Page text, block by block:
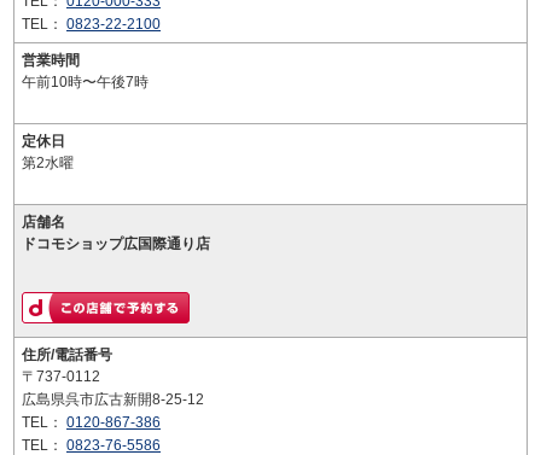
TEL： 0823-22-2100
営業時間
午前10時〜午後7時
定休日
第2水曜
店舗名
ドコモショップ広国際通り店
住所/電話番号
〒737-0112
広島県呉市広古新開8-25-12
TEL： 0120-867-386
TEL： 0823-76-5586